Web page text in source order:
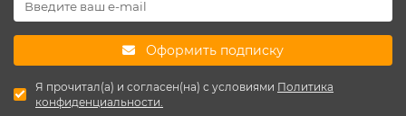
Оформить подписку
Я прочитал(а) и согласен(на) с условиями Политика
конфиденциальности.